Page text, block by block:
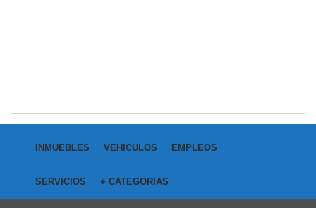
INMUEBLES VEHICULOS EMPLEOS
SERVICIOS + CATEGORIAS